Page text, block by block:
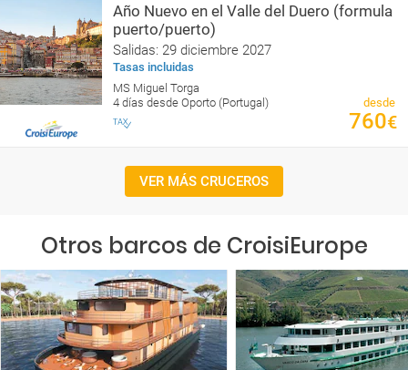
Año Nuevo en el Valle del Duero (formula
puerto/puerto)
Salidas: 29 diciembre 2027
Tasas incluidas
MS Miguel Torga
4 días desde Oporto (Portugal)
desde
760€
VER MÁS CRUCEROS
Otros barcos de CroisiEurope